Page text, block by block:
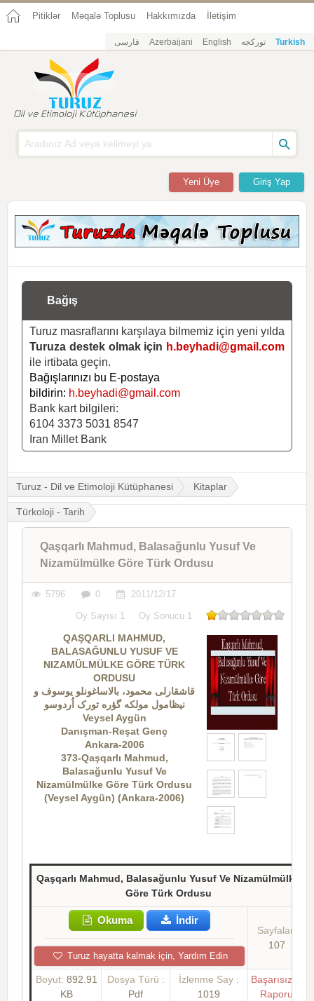
Pitiklər Məqalə Toplusu Hakkımızda İletişim
فارسی Azerbaijani English تورکجه Turkish
Giriş Yap
Yeni Üye
Bağış
Turuz masraflarını karşılaya bilmemiz için yeni yılda
Turuza destek olmak için h.beyhadi@gmail.com
ile irtibata geçin.
Bağışlarınızı bu E-postaya
bildirin: h.beyhadi@gmail.com
Bank kart bilgileri:
6104 3373 5031 8547
Iran Millet Bank
Turuz - Dil ve Etimoloji Kütüphanesi Kitaplar
Türkoloji - Tarih
Qaşqarlı Mahmud, Balasağunlu Yusuf Ve
Nizamülmülke Göre Türk Ordusu
5796 0 2011/12/17
Oy Sayısı 1 Oy Sonucu 1
QAŞQARLI MAHMUD,
BALASAĞUNLU YUSUF VE
NIZAMÜLMÜLKE GÖRE TÜRK
ORDUSU
قاشقارلی محمود، بالاساغونلو یوسوف و
نیظامول مولکه گؤره تورک اُردوسو
Veysel Aygün
Danışman-Reşat Genç
Ankara-2006
373-Qaşqarlı Mahmud,
Balasağunlu Yusuf Ve
Nizamülmülke Göre Türk Ordusu
(Veysel Aygün) (Ankara-2006)
Qaşqarlı Mahmud, Balasağunlu Yusuf Ve Nizamülmülke
Göre Türk Ordusu
Okuma İndir
Turuz hayatta kalmak için, Yardım Edin
Sayfalar:
107
Boyut: 892.91
KB
Dosya Türü :
Pdf
İzlenme Say :
1019
Başarısızlık
Raporu